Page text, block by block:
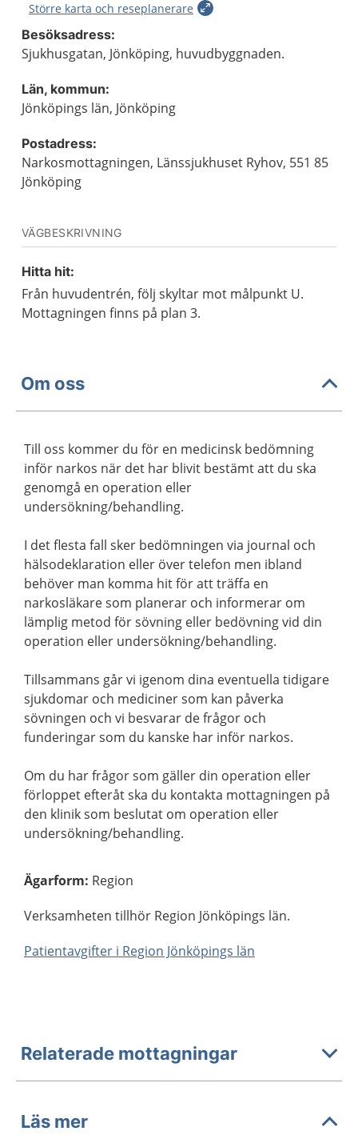
Större karta och reseplanerare
Besöksadress:
Sjukhusgatan, Jönköping, huvudbyggnaden.
Län, kommun:
Jönköpings län, Jönköping
Postadress:
Narkosmottagningen, Länssjukhuset Ryhov, 551 85
Jönköping
VÄGBESKRIVNING
Hitta hit:
Från huvudentrén, följ skyltar mot målpunkt U.
Mottagningen finns på plan 3.
Om oss
Till oss kommer du för en medicinsk bedömning
inför narkos när det har blivit bestämt att du ska
genomgå en operation eller
undersökning/behandling.
I det flesta fall sker bedömningen via journal och
hälsodeklaration eller över telefon men ibland
behöver man komma hit för att träffa en
narkosläkare som planerar och informerar om
lämplig metod för sövning eller bedövning vid din
operation eller undersökning/behandling.
Tillsammans går vi igenom dina eventuella tidigare
sjukdomar och mediciner som kan påverka
sövningen och vi besvarar de frågor och
funderingar som du kanske har inför narkos.
Om du har frågor som gäller din operation eller
förloppet efteråt ska du kontakta mottagningen på
den klinik som beslutat om operation eller
undersökning/behandling.
Ägarform: Region
Verksamheten tillhör Region Jönköpings län.
Patientavgifter i Region Jönköpings län
Relaterade mottagningar
Läs mer